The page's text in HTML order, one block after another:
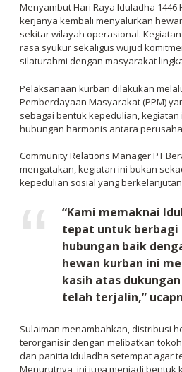
Menyambut Hari Raya Iduladha 1446
kerjanya kembali menyalurkan
sekitar wilayah operasional.
rasa syukur sekaligus wujud
silaturahmi dengan masyarakat
Pelaksanaan kurban dilakukan
Pemberdayaan Masyarakat (PPM)
sebagai bentuk kepedulian,
hubungan harmonis antara
Community Relations Manager PT
mengatakan, kegiatan ini bukan
kepedulian sosial yang
“Kami memaknai
tepat untuk berbagi
hubungan baik
hewan kurban ini
kasih atas
telah terjalin,”
Sulaiman menambahkan, distribusi
terorganisir dengan melibatkan
dan panitia Iduladha setempat agar
Menurutnya, ini juga menjadi bentuk